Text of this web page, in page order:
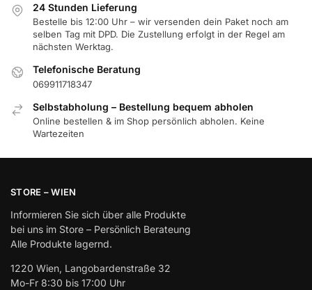
24 Stunden Lieferung
Bestelle bis 12:00 Uhr – wir versenden dein Paket noch am
selben Tag mit DPD. Die Zustellung erfolgt in der Regel am
nächsten Werktag.
Telefonische Beratung
069911718347
Selbstabholung – Bestellung bequem abholen
Online bestellen & im Shop persönlich abholen. Keine
Wartezeiten
STORE – WIEN
Informieren Sie sich über alle Produkte
bei uns im Store – Persönlich Berateung
Alle Produkte lagernd.
1220 Wien, Langobardenstraße 32
Mo-Fr 8:30 bis 17:00 Uhr